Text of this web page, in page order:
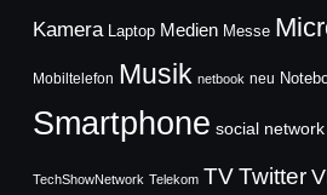
Kamera Laptop Medien Messe
Mobiltelefon Musik netbook neu
Smartphone social network
TechShowNetwork Telekom TVTwitter